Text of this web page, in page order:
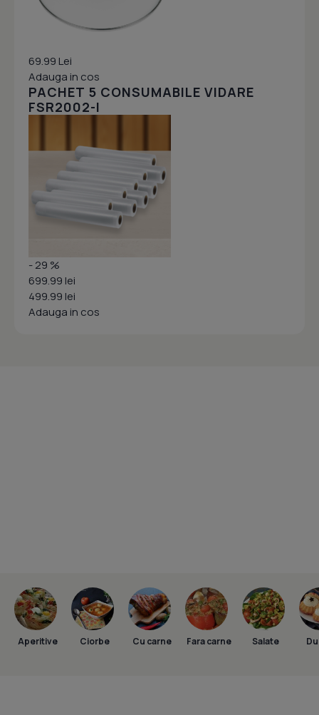
69.99 Lei
Adauga in cos
PACHET 5 CONSUMABILE VIDARE
FSR2002-I
- 29 %
699.99 lei
499.99 lei
Adauga in cos
Aperitive Ciorbe Cu carne Fara carne Salate